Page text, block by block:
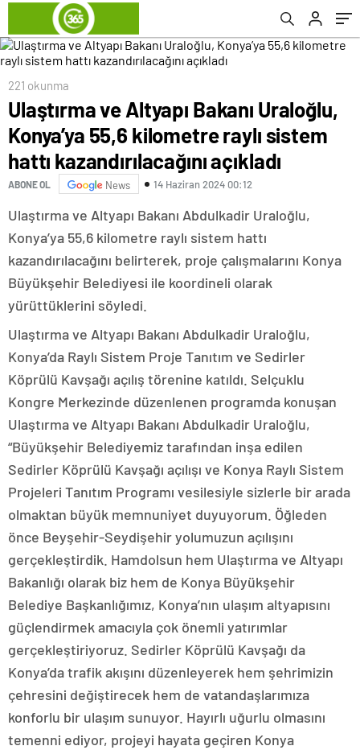
kazandırılacağını açıkladı
221 okunma
Ulaştırma ve Altyapı Bakanı Uraloğlu,
Konya’ya 55,6 kilometre raylı sistem
hattı kazandırılacağını açıkladı
ABONE OL News 14 Haziran 2024 00:12
Ulaştırma ve Altyapı Bakanı Abdulkadir Uraloğlu,
Konya’ya 55,6 kilometre raylı sistem hattı
kazandırılacağını belirterek, proje çalışmalarını Konya
Büyükşehir Belediyesi ile koordineli olarak
yürüttüklerini söyledi.
Ulaştırma ve Altyapı Bakanı Abdulkadir Uraloğlu,
Konya’da Raylı Sistem Proje Tanıtım ve Sedirler
Köprülü Kavşağı açılış törenine katıldı. Selçuklu
Kongre Merkezinde düzenlenen programda konuşan
Ulaştırma ve Altyapı Bakanı Abdulkadir Uraloğlu,
“Büyükşehir Belediyemiz tarafından inşa edilen
Sedirler Köprülü Kavşağı açılışı ve Konya Raylı Sistem
Projeleri Tanıtım Programı vesilesiyle sizlerle bir arada
olmaktan büyük memnuniyet duyuyorum. Öğleden
önce Beyşehir-Seydişehir yolumuzun açılışını
gerçekleştirdik. Hamdolsun hem Ulaştırma ve Altyapı
Bakanlığı olarak biz hem de Konya Büyükşehir
Belediye Başkanlığımız, Konya’nın ulaşım altyapısını
güçlendirmek amacıyla çok önemli yatırımlar
gerçekleştiriyoruz. Sedirler Köprülü Kavşağı da
Konya’da trafik akışını düzenleyerek hem şehrimizin
çehresini değiştirecek hem de vatandaşlarımıza
konforlu bir ulaşım sunuyor. Hayırlı uğurlu olmasını
temenni ediyor, projeyi hayata geçiren Konya